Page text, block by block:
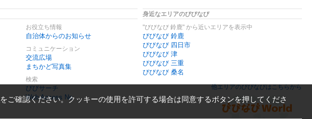
お役立ち情報
自治体からのお知らせ
コミュニケーション
交流広場
まちかど写真集
検索
びびサーチ
Web Access No.
身近なエリアのびびなび
"びびなび 鈴鹿" から近いエリアを表示中
びびなび 鈴鹿
びびなび 四日市
びびなび 津
びびなび 三重
びびなび 桑名
他エリアのびびなびはこちらから
をご確認ください。クッキーの使用を許可する場合は同意するボタンを押してくださ